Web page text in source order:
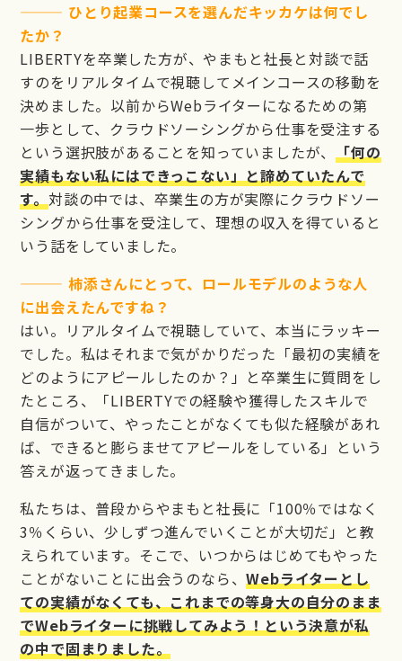
——— ひとり起業コースを選んだキッカケは何でし
たか？
LIBERTYを卒業した方が、やまもと社長と対談で話
すのをリアルタイムで視聴してメインコースの移動を
決めました。以前からWebライターになるための第
一歩として、クラウドソーシングから仕事を受注する
という選択肢があることを知っていましたが、「何の
実績もない私にはできっこない」と諦めていたんで
す。対談の中では、卒業生の方が実際にクラウドソー
シングから仕事を受注して、理想の収入を得ていると
いう話をしていました。
——— 柿添さんにとって、ロールモデルのような人
に出会えたんですね？
はい。リアルタイムで視聴していて、本当にラッキー
でした。私はそれまで気がかりだった「最初の実績を
どのようにアピールしたのか？」と卒業生に質問をし
たところ、「LIBERTYでの経験や獲得したスキルで
自信がついて、やったことがなくても似た経験があれ
ば、できると膨らませてアピールをしている」という
答えが返ってきました。
私たちは、普段からやまもと社長に「100％ではなく
3％くらい、少しずつ進んでいくことが大切だ」と教
えられています。そこで、いつからはじめてもやった
ことがないことに出会うのなら、Webライターとし
ての実績がなくても、これまでの等身大の自分のまま
でWebライターに挑戦してみよう！という決意が私
の中で固まりました。